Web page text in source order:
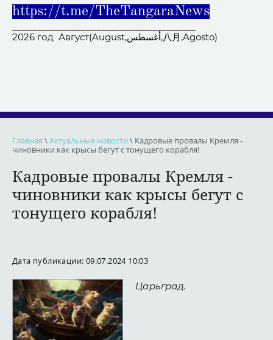
https://t.me/TheTangaraNews
2026 год Август(August,أغسطس,八月,Agosto)
Главная \Актуальные новости \ Кадровые провалы Кремля -
чиновники как крысы бегут с тонущего корабля!
Кадровые провалы Кремля -
чиновники как крысы бегут с
тонущего корабля!
Дата публикации: 09.07.2024 10:03
Царьград.